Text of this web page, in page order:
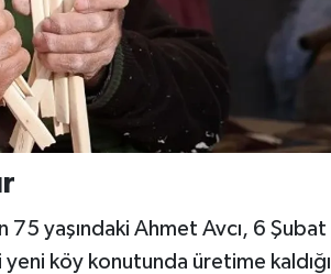
75 yaşındaki Ahmet Avcı, 6 Şubat
köy konutunda üretime kaldığı